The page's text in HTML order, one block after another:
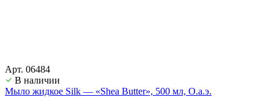
Арт. 06484
В наличии
Мыло жидкое Silk — «Shea Butter», 500 мл, О.а.э.